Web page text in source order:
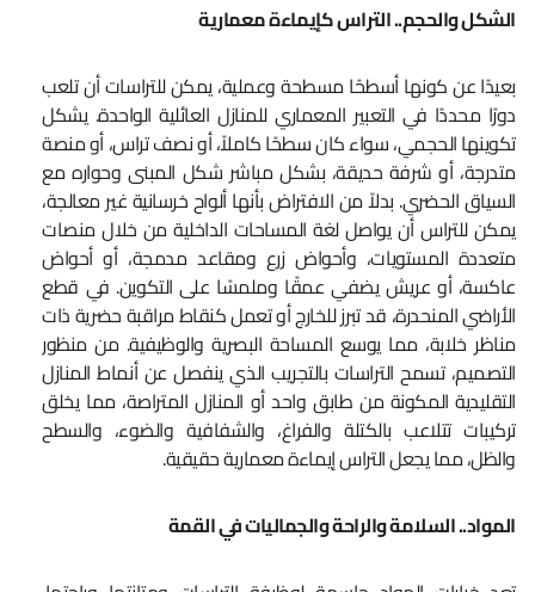
الشكل والحجم.. التراس كإيماءة معمارية
بعيدًا عن كونها أسطحًا مسطحة وعملية، يمكن للتراسات أن تلعب
دورًا محددًا في التعبير المعماري للمنازل العائلية الواحدة. يشكل
تكوينها الحجمي، سواء كان سطحًا كاملاً، أو نصف تراس، أو منصة
متدرجة، أو شرفة حديقة، بشكل مباشر شكل المبنى وحواره مع
السياق الحضري. بدلاً من الافتراض بأنها ألواح خرسانية غير معالجة،
يمكن للتراس أن يواصل لغة المساحات الداخلية من خلال منصات
متعددة المستويات، وأحواض زرع ومقاعد مدمجة، أو أحواض
عاكسة، أو عريش يضفي عمقًا وملمسًا على التكوين. في قطع
الأراضي المنحدرة، قد تبرز للخارج أو تعمل كنقاط مراقبة حضرية ذات
مناظر خلابة، مما يوسع المساحة البصرية والوظيفية. من منظور
التصميم، تسمح التراسات بالتجريب الذي ينفصل عن أنماط المنازل
التقليدية المكونة من طابق واحد أو المنازل المتراصة، مما يخلق
تركيبات تتلاعب بالكتلة والفراغ، والشفافية والضوء، والسطح
والظل، مما يجعل التراس إيماءة معمارية حقيقية.
المواد.. السلامة والراحة والجماليات في القمة